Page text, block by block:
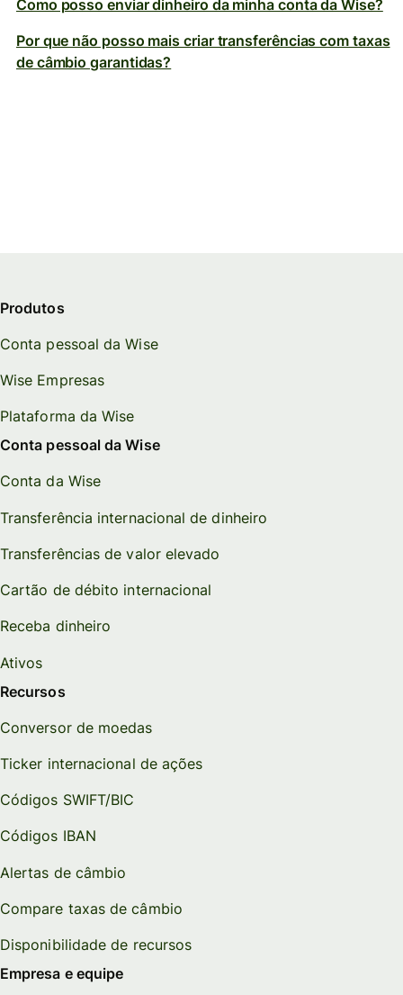
Como posso enviar dinheiro da minha conta da Wise?
Por que não posso mais criar transferências com taxas
de câmbio garantidas?
Produtos
Conta pessoal da Wise
Wise Empresas
Plataforma da Wise
Conta pessoal da Wise
Conta da Wise
Transferência internacional de dinheiro
Transferências de valor elevado
Cartão de débito internacional
Receba dinheiro
Ativos
Recursos
Conversor de moedas
Ticker internacional de ações
Códigos SWIFT/BIC
Códigos IBAN
Alertas de câmbio
Compare taxas de câmbio
Disponibilidade de recursos
Empresa e equipe